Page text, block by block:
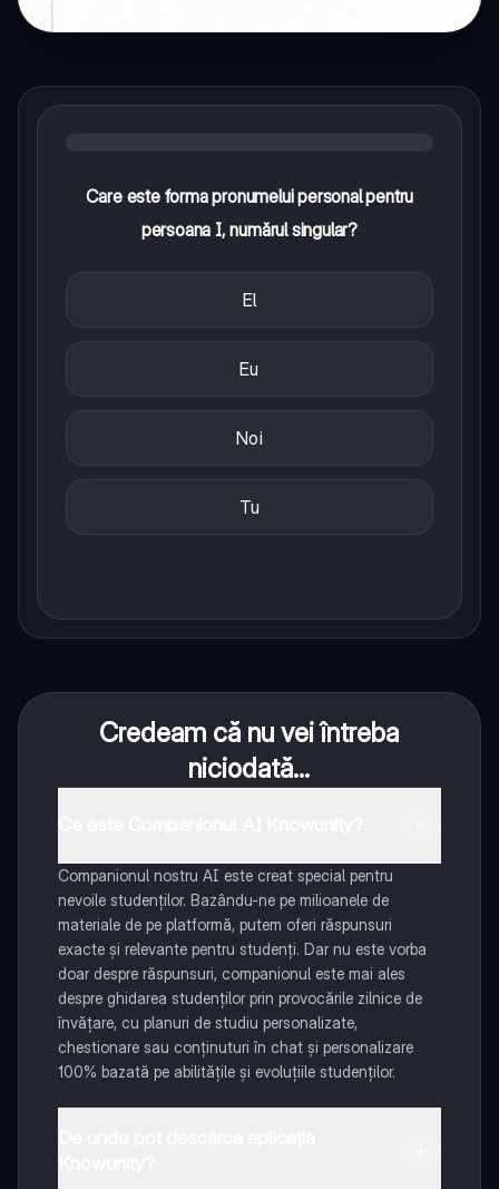
Care este forma pronumelui personal pentru
persoana I, numărul singular?
El
Eu
Noi
Tu
Credeam că nu vei întreba
niciodată...
Companionul nostru AI este creat special pentru
nevoile studenților. Bazându-ne pe milioanele de
materiale de pe platformă, putem oferi răspunsuri
exacte și relevante pentru studenți. Dar nu este vorba
doar despre răspunsuri, companionul este mai ales
despre ghidarea studenților prin provocările zilnice de
învățare, cu planuri de studiu personalizate,
chestionare sau conținuturi în chat și personalizare
100% bazată pe abilitățile și evoluțiile studenților.